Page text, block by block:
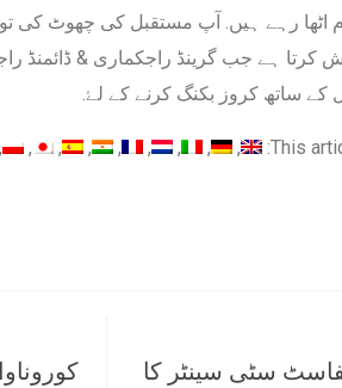
رہے ہیں. آپ مستقبل کی چھوٹ کی
کرتا ہے جب گرینڈ راجکماری & ڈائمنڈ
کے ساتھ کروز بکنگ کرنے کے لۓ.
This
سٹی سینٹر کا